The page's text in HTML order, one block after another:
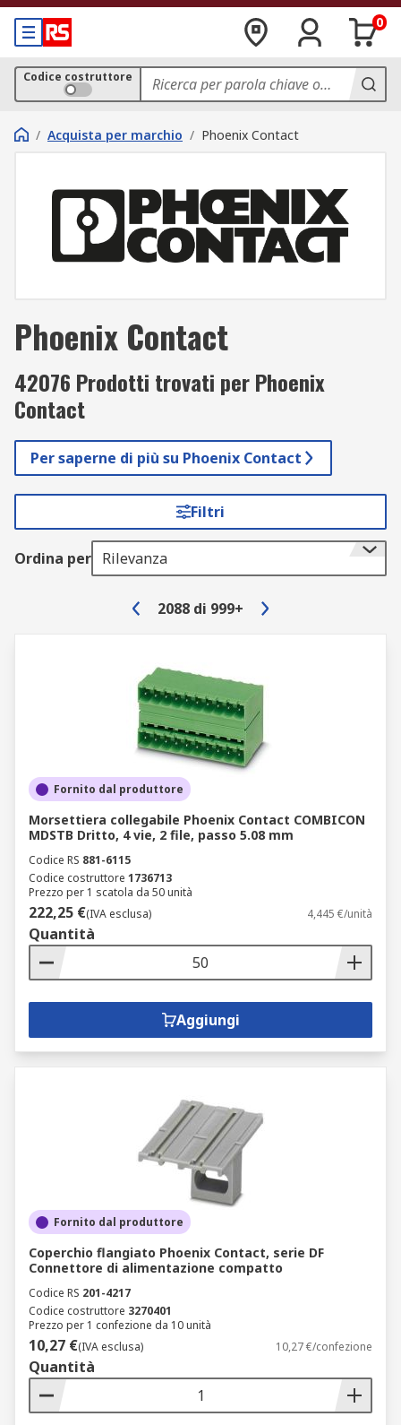
0
Codice costruttore
/ Acquista per marchio / Phoenix Contact
Phoenix Contact
42076 Prodotti trovati per Phoenix
Contact
Per saperne di più su Phoenix Contact
Filtri
Ordina per Rilevanza
2088 di 999+
Fornito dal produttore
Morsettiera collegabile Phoenix Contact COMBICON
MDSTB Dritto, 4 vie, 2 file, passo 5.08 mm
Codice RS 881-6115
Codice costruttore 1736713
Prezzo per 1 scatola da 50 unità
222,25 €(IVA esclusa) 4,445 €/unità
Quantità
Aggiungi
Fornito dal produttore
Coperchio flangiato Phoenix Contact, serie DF
Connettore di alimentazione compatto
Codice RS 201-4217
Codice costruttore 3270401
Prezzo per 1 confezione da 10 unità
10,27 €(IVA esclusa) 10,27 €/confezione
Quantità